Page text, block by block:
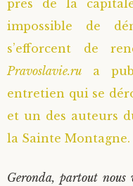
près de la
impossible de
s’efforcent de
Pravoslavie.ru a
entretien qui se
et un des auteurs
la Sainte Montagne.
Geronda, partout nous